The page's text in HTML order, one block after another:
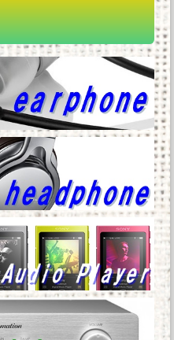
次は「PC用マザーボー
うゲームの魅力ってど
民受け入れ反対派にブ
できず沈黙...
くらい経つのに「落と
までもク...